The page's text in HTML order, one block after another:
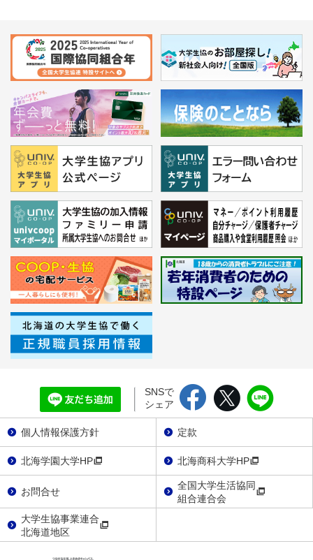
SNSで
シェア
個人情報保護方針
定款
北海学園大学HP 北海商科大学HP
お問合せ
全国大学生活協同
組合連合会
大学生協事業連合
北海道地区